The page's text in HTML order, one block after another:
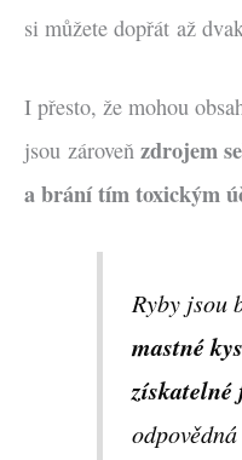
si můžete dopřát až
I přesto, že mohou
jsou zároveň zdrojem
a brání tím toxickým
Ryby jsou
mastné
získatelné